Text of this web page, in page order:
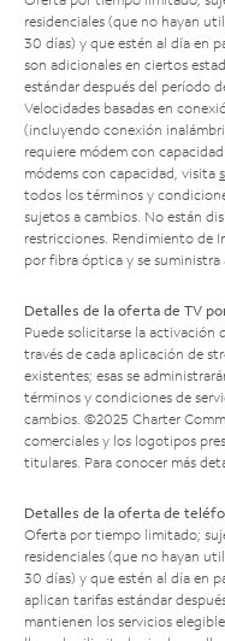
residenciales (que no hayan
30 días) y que estén al día en
son adicionales en ciertos
estándar después del período
Velocidades basadas en
(incluyendo conexión
requiere módem con
módems con capacidad, visita
todos los términos y
sujetos a cambios. No están
restricciones. Rendimiento de
por fibra óptica y se suministra
Detalles de la oferta de TV
Puede solicitarse la activación
través de cada aplicación de
existentes; esas se
términos y condiciones de
cambios. ©2025 Charter
comerciales y los logotipos
titulares. Para conocer más
Detalles de la oferta de
Oferta por tiempo limitado;
residenciales (que no hayan
30 días) y que estén al día en
aplican tarifas estándar
mantienen los servicios